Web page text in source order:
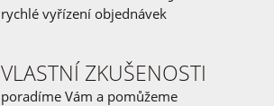
rychlé vyřízení objednávek
VLASTNÍ ZKUŠENOSTI
poradíme Vám a pomůžeme